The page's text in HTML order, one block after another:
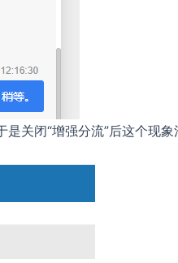
关闭“增强分流”后这个现象